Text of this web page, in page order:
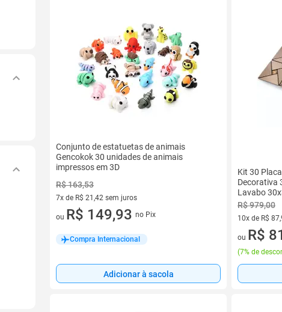
Conjunto de estatuetas de animais
Gencokok 30 unidades de animais
impressos em 3D
R$ 163,53
7x de R$ 21,42 sem juros
7 vez de R$ 21,42 sem juros
ou R$ 149,93 no Pix
Compra Internacional
Adicionar à sacola
Kit 30
Decorativa
Lavabo
R$ 979,00
10x de R$
10 vez de
ou R$
(7% de